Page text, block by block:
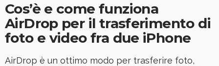
Cos’è e come funziona
AirDrop per il trasferimento di
foto e video fra due iPhone
AirDrop è un ottimo modo per trasferire foto,